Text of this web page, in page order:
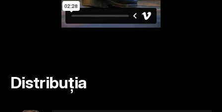
Distribuția